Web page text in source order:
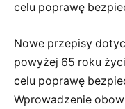
celu poprawę
Nowe przepisy
powyżej 65 roku
celu poprawę
Wprowadzenie